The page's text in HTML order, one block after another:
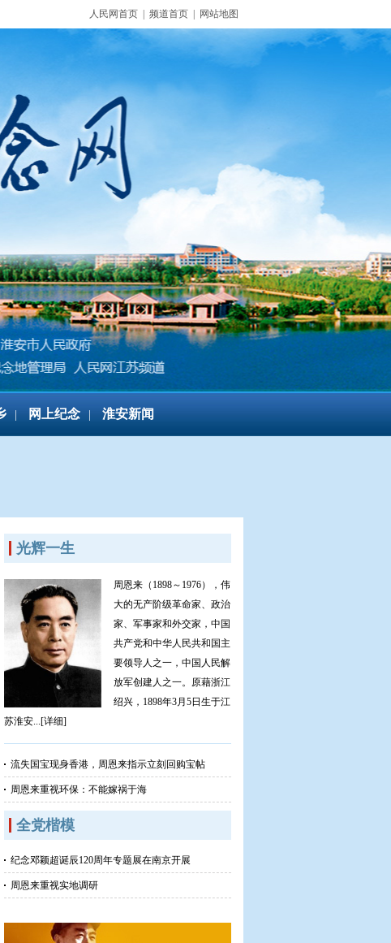
人民网首页 频道首页 网站地图
网上纪念 淮安新闻
光辉一生
周恩来（1898～1976），伟
大的无产阶级革命家、政治
家、军事家和外交家，中国
共产党和中华人民共和国主
要领导人之一，中国人民解
放军创建人之一。原藉浙江
绍兴，1898年3月5日生于江
苏淮安...[详细]
流失国宝现身香港，周恩来指示立刻回购宝帖
周恩来重视环保：不能嫁祸于海
全党楷模
纪念邓颖超诞辰120周年专题展在南京开展
周恩来重视实地调研